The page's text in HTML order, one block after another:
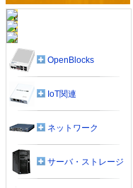
OpenBlocks
IoT関連
ネットワーク
サーバ・ストレージ